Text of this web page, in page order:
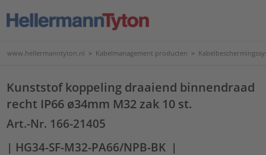
www.hellermanntyton.nl > Kabelmanagement producten >
Kunststof koppeling draaiend binnendraad
recht IP66 ø34mm M32 zak 10 st.
Art.-Nr. 166-21405
| HG34-SF-M32-PA66/NPB-BK |